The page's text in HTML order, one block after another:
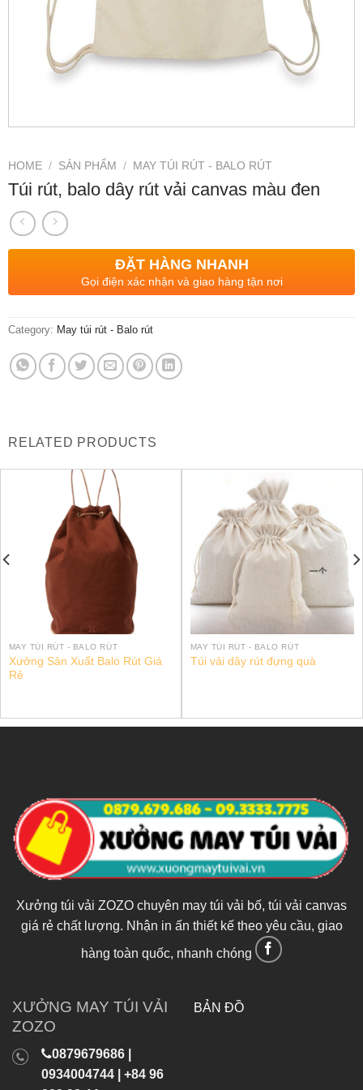
HOME / SẢN PHẨM / MAY TÚI RÚT - BALO RÚT
Túi rút, balo dây rút vải canvas màu đen
ĐẶT HÀNG NHANH
Gọi điện xác nhận và giao hàng tận nơi
Category: May túi rút - Balo rút
RELATED PRODUCTS
MAY TÚI RÚT - BALO RÚT
Xưởng Sản Xuất Balo Rút Giá
Rẻ
MAY TÚI RÚT - BALO RÚT
Túi vải dây rút đựng quà
Xưởng túi vải ZOZO chuyên may túi vải bố, túi vải canvas
giá rẻ chất lượng. Nhận in ấn thiết kế theo yêu cầu, giao
hàng toàn quốc, nhanh chóng
XƯỞNG MAY TÚI VẢI
ZOZO
0879679686 |
0934004744 | +84 96
BẢN ĐỒ